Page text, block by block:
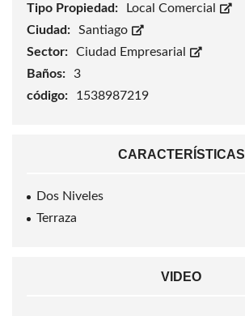
Tipo Propiedad:
Local Comercial
Ciudad:
Santiago
Sector:
Ciudad Empresarial
Baños:
3
código:
1538987219
CARACTERÍSTICAS
Dos Niveles
Terraza
VIDEO